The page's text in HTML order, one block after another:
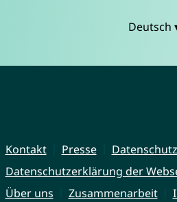
Deutsch
Kontakt Presse
Datenschutzerklärung der
Über uns
Zusammenarbeit